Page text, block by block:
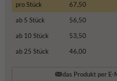
pro Stück
67,50
ab 5 Stück
56,50
ab 10 Stück
53,50
ab 25 Stück
46,00
das Produkt per